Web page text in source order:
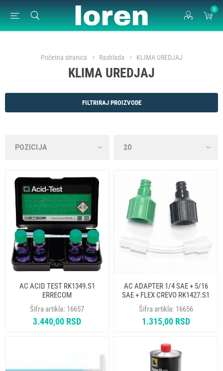
0
Početna stranica Rashlada KLIMA UREDJAJ
KLIMA UREDJAJ
FILTRIRAJ PROIZVODE
AC ACID TEST RK1349.S1
ERRECOM
Šifra artikla: 16657
3.440,00 RSD
AC ADAPTER 1/4 SAE + 5/16
SAE + FLEX CREVO RK1427.S1
ERRECOM
Šifra artikla: 16656
1.315,00 RSD